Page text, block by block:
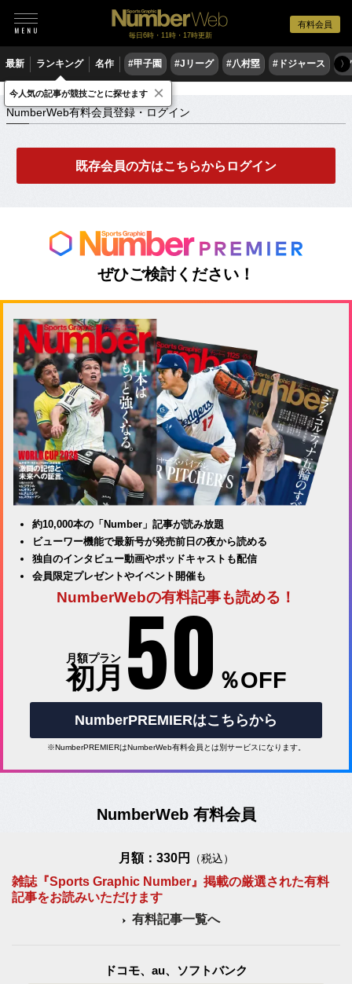
有料会員
毎日6時・11時・17時更新
最新 ランキング 名作 #甲子園 #Jリーグ #八村塁 #ドジャース #
〉
NumberWeb有料会員登録・ログイン
NumberWeb有料会員登録・ログイン
既存会員の方はこちらからログイン
ぜひご検討ください！
約10,000本の「Number」記事が読み放題
ビューワー機能で最新号が発売前日の夜から読める
独自のインタビュー動画やポッドキャストも配信
会員限定プレゼントやイベント開催も
NumberWebの有料記事も読める！
月額プラン
初月 50 ％OFF
NumberPREMIERはこちらから
※NumberPREMIERはNumberWeb有料会員とは別サービスになります。
NumberWeb 有料会員
月額：330円 （税込）
雑誌『Sports Graphic Number』掲載の厳選された有料
記事をお読みいただけます
有料記事一覧へ
ドコモ、au、ソフトバンク
今人気の記事が競技ごとに探せます ×